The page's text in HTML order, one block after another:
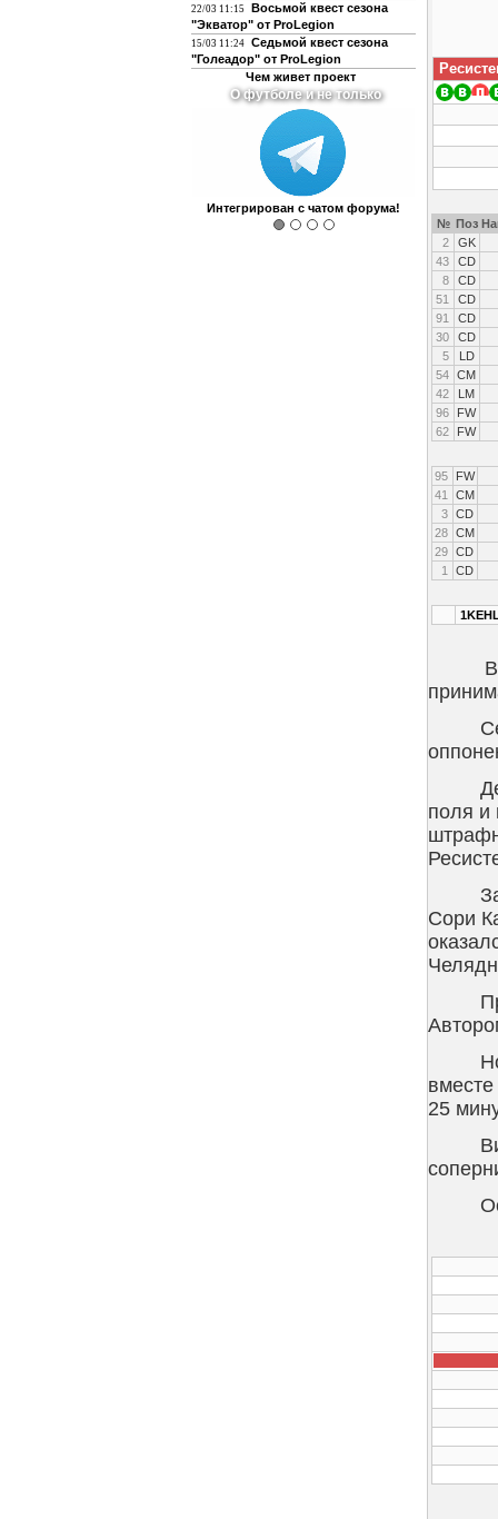
22/03 11:15
Восьмой квест сезона
"Экватор" от ProLegion
15/03 11:24 Седьмой квест сезона
"Голеадор" от ProLegion
Чем живет проект
О футболе и не только
Интегрирован с чатом форума!
№ Поз
2
GK
43
CD
8
CD
51
CD
91
CD
30
CD
5
LD
54 CM
42
LM
96
FW
62
FW
95 FW
41
CM
3 CD
28 CM
29 CD
1
CD
1KEHL
поля и
Сори
25